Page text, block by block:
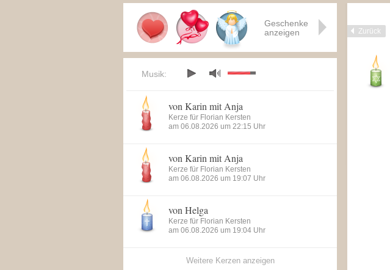
Zurück
Geschenke
anzeigen
Musik:
von Karin mit Anja
Kerze für Florian Kersten
am 06.08.2026 um 22:15 Uhr
von Karin mit Anja
Kerze für Florian Kersten
am 06.08.2026 um 19:07 Uhr
von Helga
Kerze für Florian Kersten
am 06.08.2026 um 19:04 Uhr
Weitere Kerzen anzeigen